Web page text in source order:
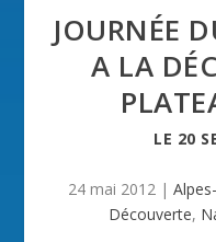
JOURNÉE
A LA
LE 20
24 mai 2012|
Découverte,